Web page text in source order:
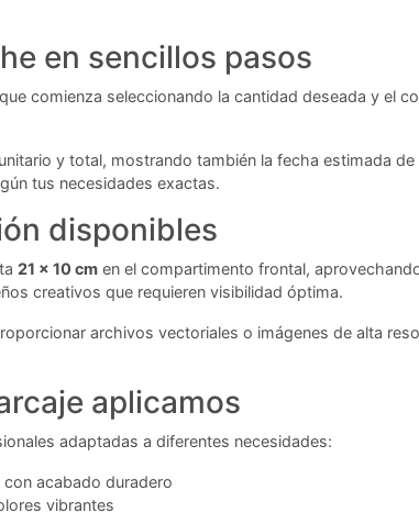
en sencillos pasos
comienza seleccionando la cantidad deseada y el
y total, mostrando también la fecha estimada
tus necesidades exactas.
disponibles
21 x 10 cm en el compartimento frontal,
creativos que requieren visibilidad óptima.
archivos vectoriales o imágenes de alta
aplicamos
adaptadas a diferentes necesidades:
acabado duradero
vibrantes